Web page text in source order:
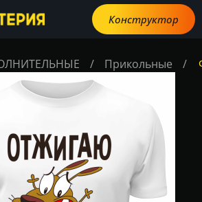
Конструктор
/ Прикольные /